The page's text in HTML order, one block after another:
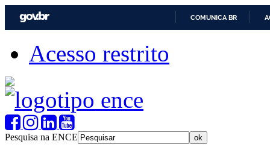
COMUNICA BR
Acesso restrito
Pesquisa na ENCE